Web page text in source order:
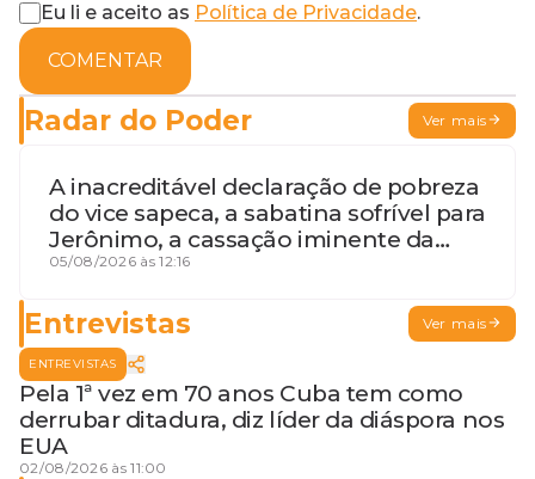
Eu li e aceito as Política de Privacidade.
COMENTAR
Radar do Poder Ver mais
A inacreditável declaração de pobreza
do vice sapeca, a sabatina sofrível para
Jerônimo, a cassação iminente da
desembargadora e a vaga do Quinto
05/08/2026 às 12:16
Entrevistas Ver mais
ENTREVISTAS
Pela 1ª vez em 70 anos Cuba tem como
derrubar ditadura, diz líder da diáspora nos
EUA
02/08/2026 às 11:00